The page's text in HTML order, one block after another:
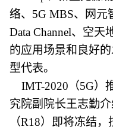
络、5G MBS、网元
Data Channel、空
的应用场景和良好
型代表。
IMT-2020（5G）
究院副院长王志勤
（R18）即将冻结